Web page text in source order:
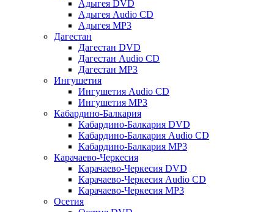
Адыгея DVD
Адыгея Audio CD
Адыгея MP3
Дагестан
Дагестан DVD
Дагестан Audio CD
Дагестан MP3
Ингушетия
Ингушетия Audio CD
Ингушетия MP3
Кабардино-Балкария
Кабардино-Балкария DVD
Кабардино-Балкария Audio CD
Кабардино-Балкария MP3
Карачаево-Черкесия
Карачаево-Черкесия DVD
Карачаево-Черкесия Audio CD
Карачаево-Черкесия MP3
Осетия